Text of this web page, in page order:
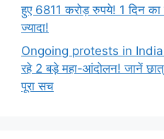
हुए 6811 करोड़ रुपये! 1 दिन का
ज्यादा!
Ongoing protests in
रहे 2 बड़े महा-आंदोलन! जानें
पूरा सच